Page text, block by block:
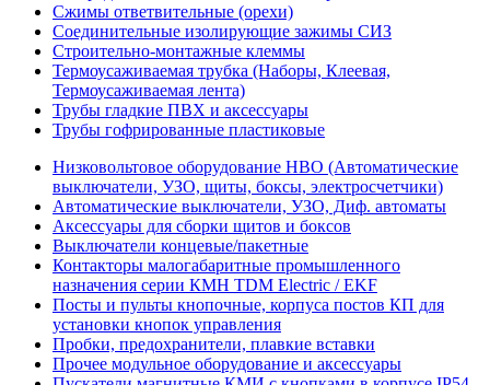
Сжимы ответвительные (орехи)
Соединительные изолирующие зажимы СИЗ
Строительно-монтажные клеммы
Термоусаживаемая трубка (Наборы, Клеевая,
Термоусаживаемая лента)
Трубы гладкие ПВХ и аксессуары
Трубы гофрированные пластиковые
Низковольтовое оборудование НВО (Автоматические
выключатели, УЗО, щиты, боксы, электросчетчики)
Автоматические выключатели, УЗО, Диф. автоматы
Аксессуары для сборки щитов и боксов
Выключатели концевые/пакетные
Контакторы малогабаритные промышленного
назначения серии КМН TDM Electric / EKF
Посты и пульты кнопочные, корпуса постов КП для
установки кнопок управления
Пробки, предохранители, плавкие вставки
Прочее модульное оборудование и аксессуары